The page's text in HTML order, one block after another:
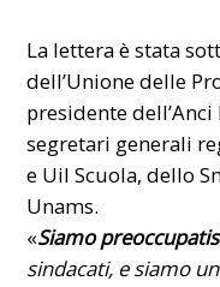
La lettera è stata
dell’Unione delle
presidente dell’Anci
segretari generali
e Uil Scuola, dello
Unams.
«Siamo
sindacati, e siamo